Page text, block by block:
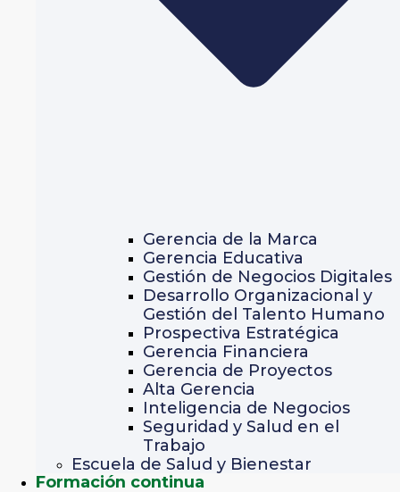
Gerencia de la Marca
Gerencia Educativa
Gestión de Negocios Digitales
Desarrollo Organizacional y
Gestión del Talento Humano
Prospectiva Estratégica
Gerencia Financiera
Gerencia de Proyectos
Alta Gerencia
Inteligencia de Negocios
Seguridad y Salud en el
Trabajo
Escuela de Salud y Bienestar
Formación continua